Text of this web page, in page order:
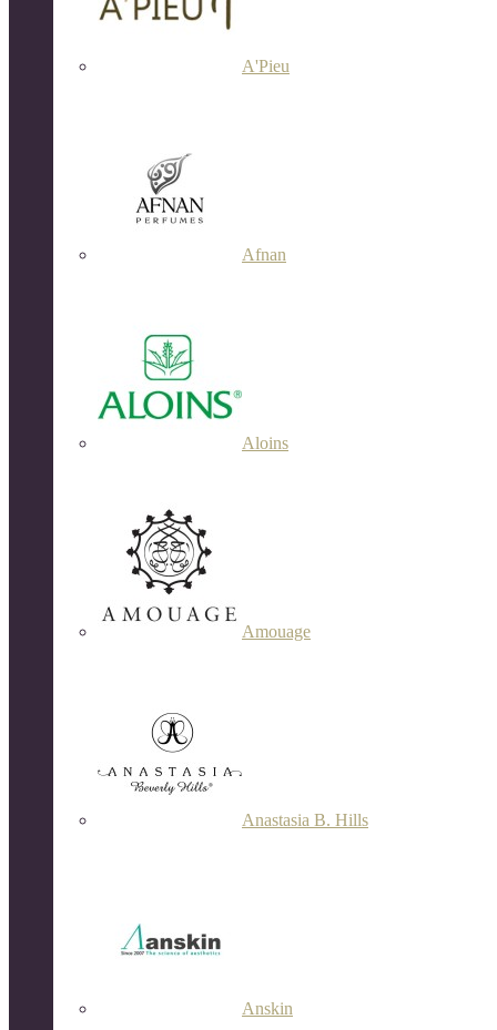
A'Pieu
Afnan
Aloins
Amouage
Anastasia B. Hills
Anskin